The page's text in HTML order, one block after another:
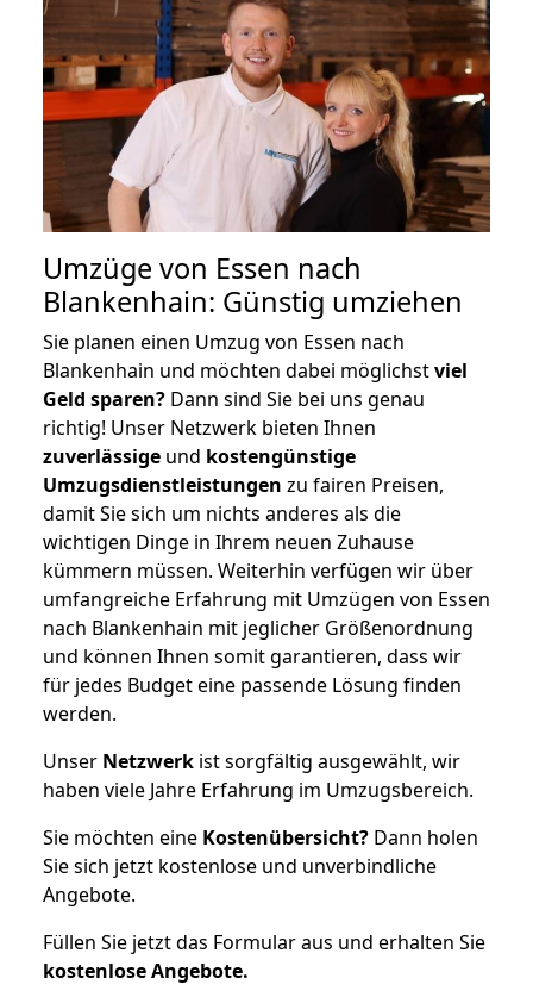
Umzüge von Essen nach
Blankenhain: Günstig umziehen
Sie planen einen Umzug von Essen nach
Blankenhain und möchten dabei möglichstviel
Geld sparen? Dann sind Sie bei uns genau
richtig! Unser Netzwerk bieten Ihnen
zuverlässige und kostengünstige
Umzugsdienstleistungen zu fairen Preisen,
damit Sie sich um nichts anderes als die
wichtigen Dinge in Ihrem neuen Zuhause
kümmern müssen. Weiterhin verfügen wir über
umfangreiche Erfahrung mit Umzügen von Essen
nach Blankenhain mit jeglicher Größenordnung
und können Ihnen somit garantieren, dass wir
für jedes Budget eine passende Lösung finden
werden.
Unser Netzwerk ist sorgfältig ausgewählt, wir
haben viele Jahre Erfahrung im Umzugsbereich.
Sie möchten eine Kostenübersicht? Dann holen
Sie sich jetzt kostenlose und unverbindliche
Angebote.
Füllen Sie jetzt das Formular aus und erhalten Sie
kostenloseAngebote.